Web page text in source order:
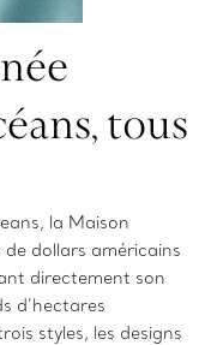
tous
la Maison
de dollars américains
directement son
d’hectares
styles, les designs